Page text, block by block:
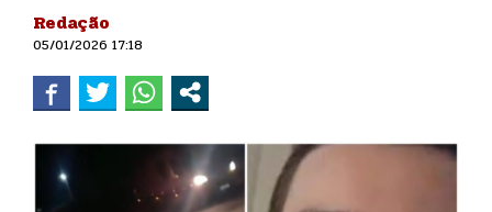
Redação
05/01/2026 17:18